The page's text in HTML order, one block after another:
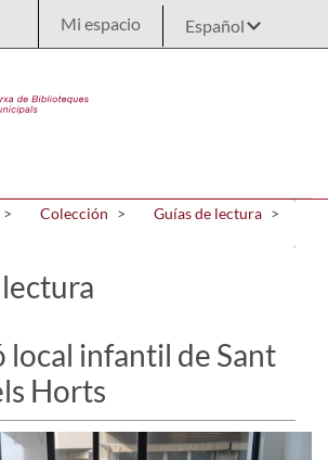
Mi espacio
Colección
Guías de lectura
local infantil de Sant
Horts